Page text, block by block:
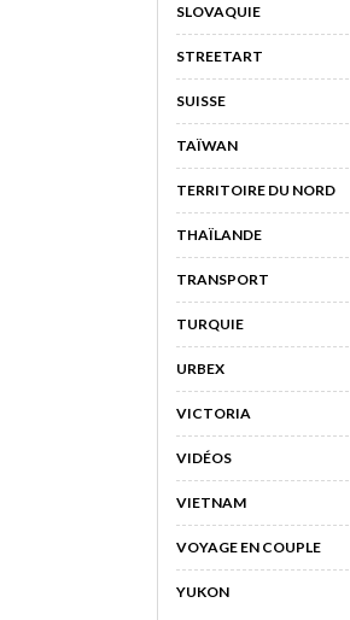
SLOVAQUIE
STREETART
SUISSE
TAÏWAN
TERRITOIRE DU NORD
THAÏLANDE
TRANSPORT
TURQUIE
URBEX
VICTORIA
VIDÉOS
VIETNAM
VOYAGE EN COUPLE
YUKON